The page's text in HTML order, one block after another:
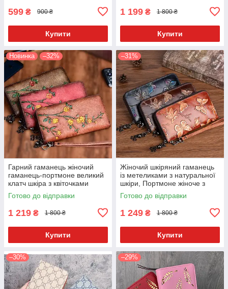
599 ₴ 900 ₴
Купити
1 199 ₴ 1 800 ₴
Купити
Новинка –32%
Гарний гаманець жіночий
гаманець-портмоне великий
клатч шкіра з квіточками
Готово до відправки
1 219 ₴ 1 800 ₴
Купити
–31%
Жіночий шкіряний гаманець
із метеликами з натуральної
шкіри, Портмоне жіноче з
тисненням метелика
Готово до відправки
1 249 ₴ 1 800 ₴
Купити
–30% –29%